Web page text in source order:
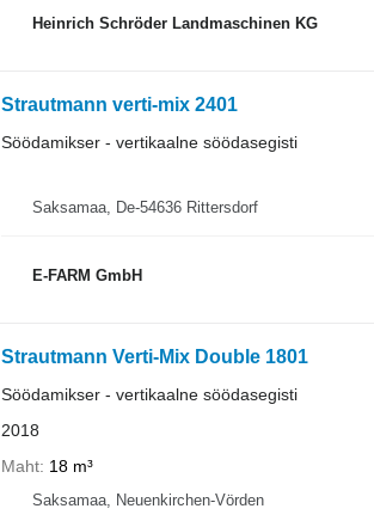
Heinrich Schröder Landmaschinen KG
Strautmann verti-mix 2401
Söödamikser - vertikaalne söödasegisti
Saksamaa, De-54636 Rittersdorf
E-FARM GmbH
Strautmann Verti-Mix Double 1801
Söödamikser - vertikaalne söödasegisti
2018
Maht 18 m³
Saksamaa, Neuenkirchen-Vörden